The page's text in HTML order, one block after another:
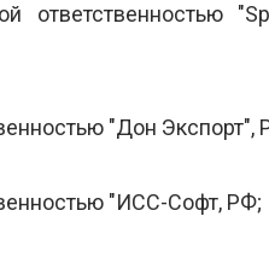
ответственностью
"Дон Экспорт",
"ИСС-Софт, РФ;